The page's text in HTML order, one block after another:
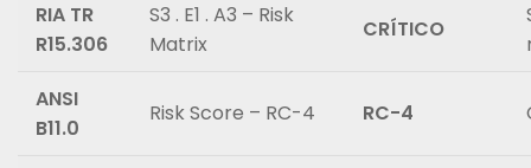
RIA TR
R15.306
S3 . E1 . A3 – Risk
Matrix
CRÍTICO
ANSI
B11.0
Risk Score – RC-4 RC-4